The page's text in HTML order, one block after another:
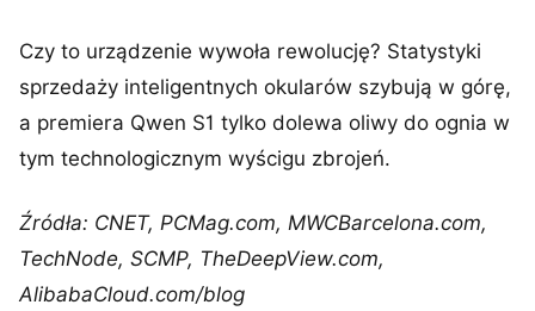
Czy to urządzenie wywoła rewolucję? Statystyki
sprzedaży inteligentnych okularów szybują w górę,
a premiera Qwen S1 tylko dolewa oliwy do ognia w
tym technologicznym wyścigu zbrojeń.
Źródła: CNET, PCMag.com, MWCBarcelona.com,
TechNode, SCMP, TheDeepView.com,
AlibabaCloud.com/blog